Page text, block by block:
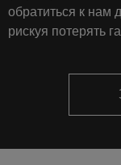
обратиться к нам
рискуя потерять